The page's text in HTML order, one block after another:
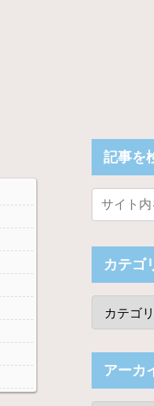
記事を
カテゴ
アーカ